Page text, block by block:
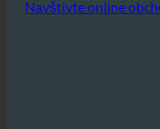
dokonce tisíce